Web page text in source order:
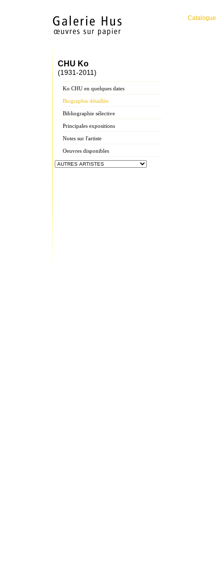
Catalogue
CHU Ko
(1931-2011)
Ko CHU en quelques dates
Biographie détaillée
Bibliographie sélective
Principales expositions
Notes sur l'artiste
Oeuvres disponibles